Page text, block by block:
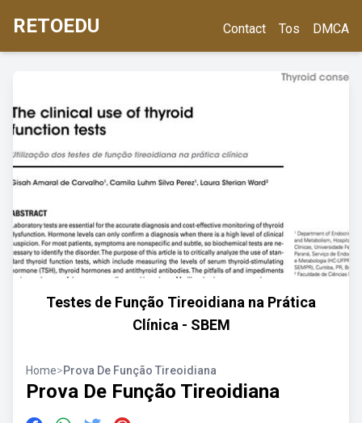
RETOEDU Contact Tos DMCA
Testes de Função Tireoidiana na Prática
Clínica - SBEM
Home>Prova De Função Tireoidiana
Prova De Função Tireoidiana